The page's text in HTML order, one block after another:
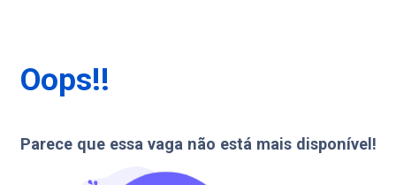
Oops!!
Parece que essa vaga não está mais disponível!